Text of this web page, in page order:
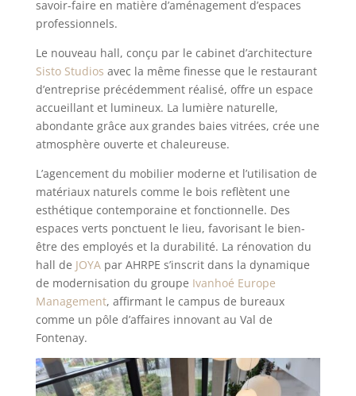
savoir-faire en matière d’aménagement d’espaces
professionnels.
Le nouveau hall, conçu par le cabinet d’architecture
Sisto Studios avec la même finesse que le restaurant
d’entreprise précédemment réalisé, offre un espace
accueillant et lumineux. La lumière naturelle,
abondante grâce aux grandes baies vitrées, crée une
atmosphère ouverte et chaleureuse.
L’agencement du mobilier moderne et l’utilisation de
matériaux naturels comme le bois reflètent une
esthétique contemporaine et fonctionnelle. Des
espaces verts ponctuent le lieu, favorisant le bien-
être des employés et la durabilité. La rénovation du
hall de JOYApar AHRPE s’inscrit dans la dynamique
de modernisation du groupe Ivanhoé Europe
Management, affirmant le campus de bureaux
comme un pôle d’affaires innovant au Val de
Fontenay.